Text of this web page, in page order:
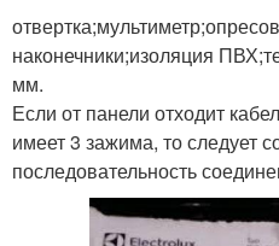
наконечники;изоляция
мм.
Если от панели отходит
имеет 3 зажима, то следует
последовательность